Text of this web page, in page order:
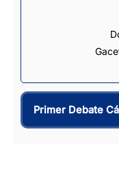
Primer Debate